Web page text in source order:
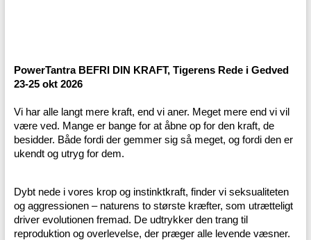
PowerTantra BEFRI DIN KRAFT, Tigerens Rede i Gedved
23-25 okt 2026
Vi har alle langt mere kraft, end vi aner. Meget mere end vi vil
være ved. Mange er bange for at åbne op for den kraft, de
besidder. Både fordi der gemmer sig så meget, og fordi den er
ukendt og utryg for dem.
Dybt nede i vores krop og instinktkraft, finder vi seksualiteten
og aggressionen – naturens to største kræfter, som utrætteligt
driver evolutionen fremad. De udtrykker den trang til
reproduktion og overlevelse, der præger alle levende væsner.